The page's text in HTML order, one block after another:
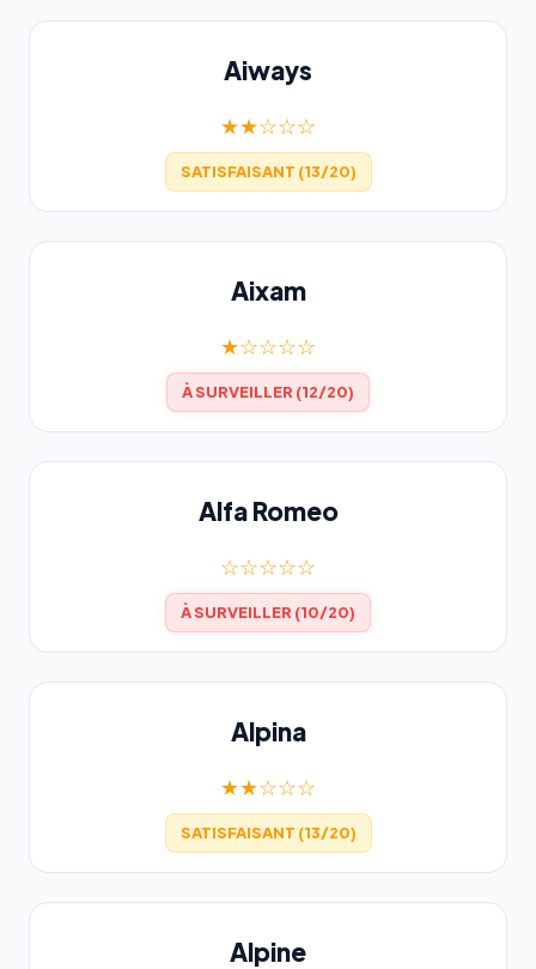
Aiways
★★☆☆☆
SATISFAISANT (13/20)
Aixam
★☆☆☆☆
À SURVEILLER (12/20)
Alfa Romeo
☆☆☆☆☆
À SURVEILLER (10/20)
Alpina
★★☆☆☆
SATISFAISANT (13/20)
Alpine